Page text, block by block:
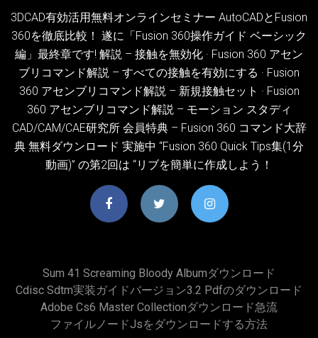
3DCAD有効活用無料オンラインセミナー AutoCADとFusion
360を徹底比較！ 遂に「Fusion 360操作ガイド ベーシック
編」最終章です! 解説 – 接触を無効化 · Fusion 360 アセン
ブリコマンド解説 – すべての接触を有効にする · Fusion
360 アセンブリコマンド解説 – 新規接触セット · Fusion
360 アセンブリコマンド解説 – モーション スタディ
CAD/CAM/CAE研究所 会員特典 – Fusion 360 コマンド大辞
典 無料ダウンロード 実施中 “Fusion 360 Quick Tips集(1分
動画)” の第2回は “リブを簡単に作成しよう！
Sum 41 Screaming Bloody Albumダウンロード
Cdisc Sdtm実装ガイドバージョン3.2 Pdfのダウンロード
Adobe Cs6 Master Collectionダウンロード急流
ファイルノードjsをダウンロードする方法